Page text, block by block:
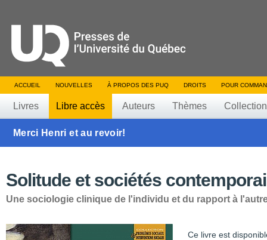
ACCUEIL NOUVELLES À PROPOS DES PUQ DROITS POUR
Livres Libre accès Auteurs Thèmes
Merci Henri et au revoir!
Solitude et sociétés
Une sociologie clinique de l'individu et du rapport à
Ce livre est